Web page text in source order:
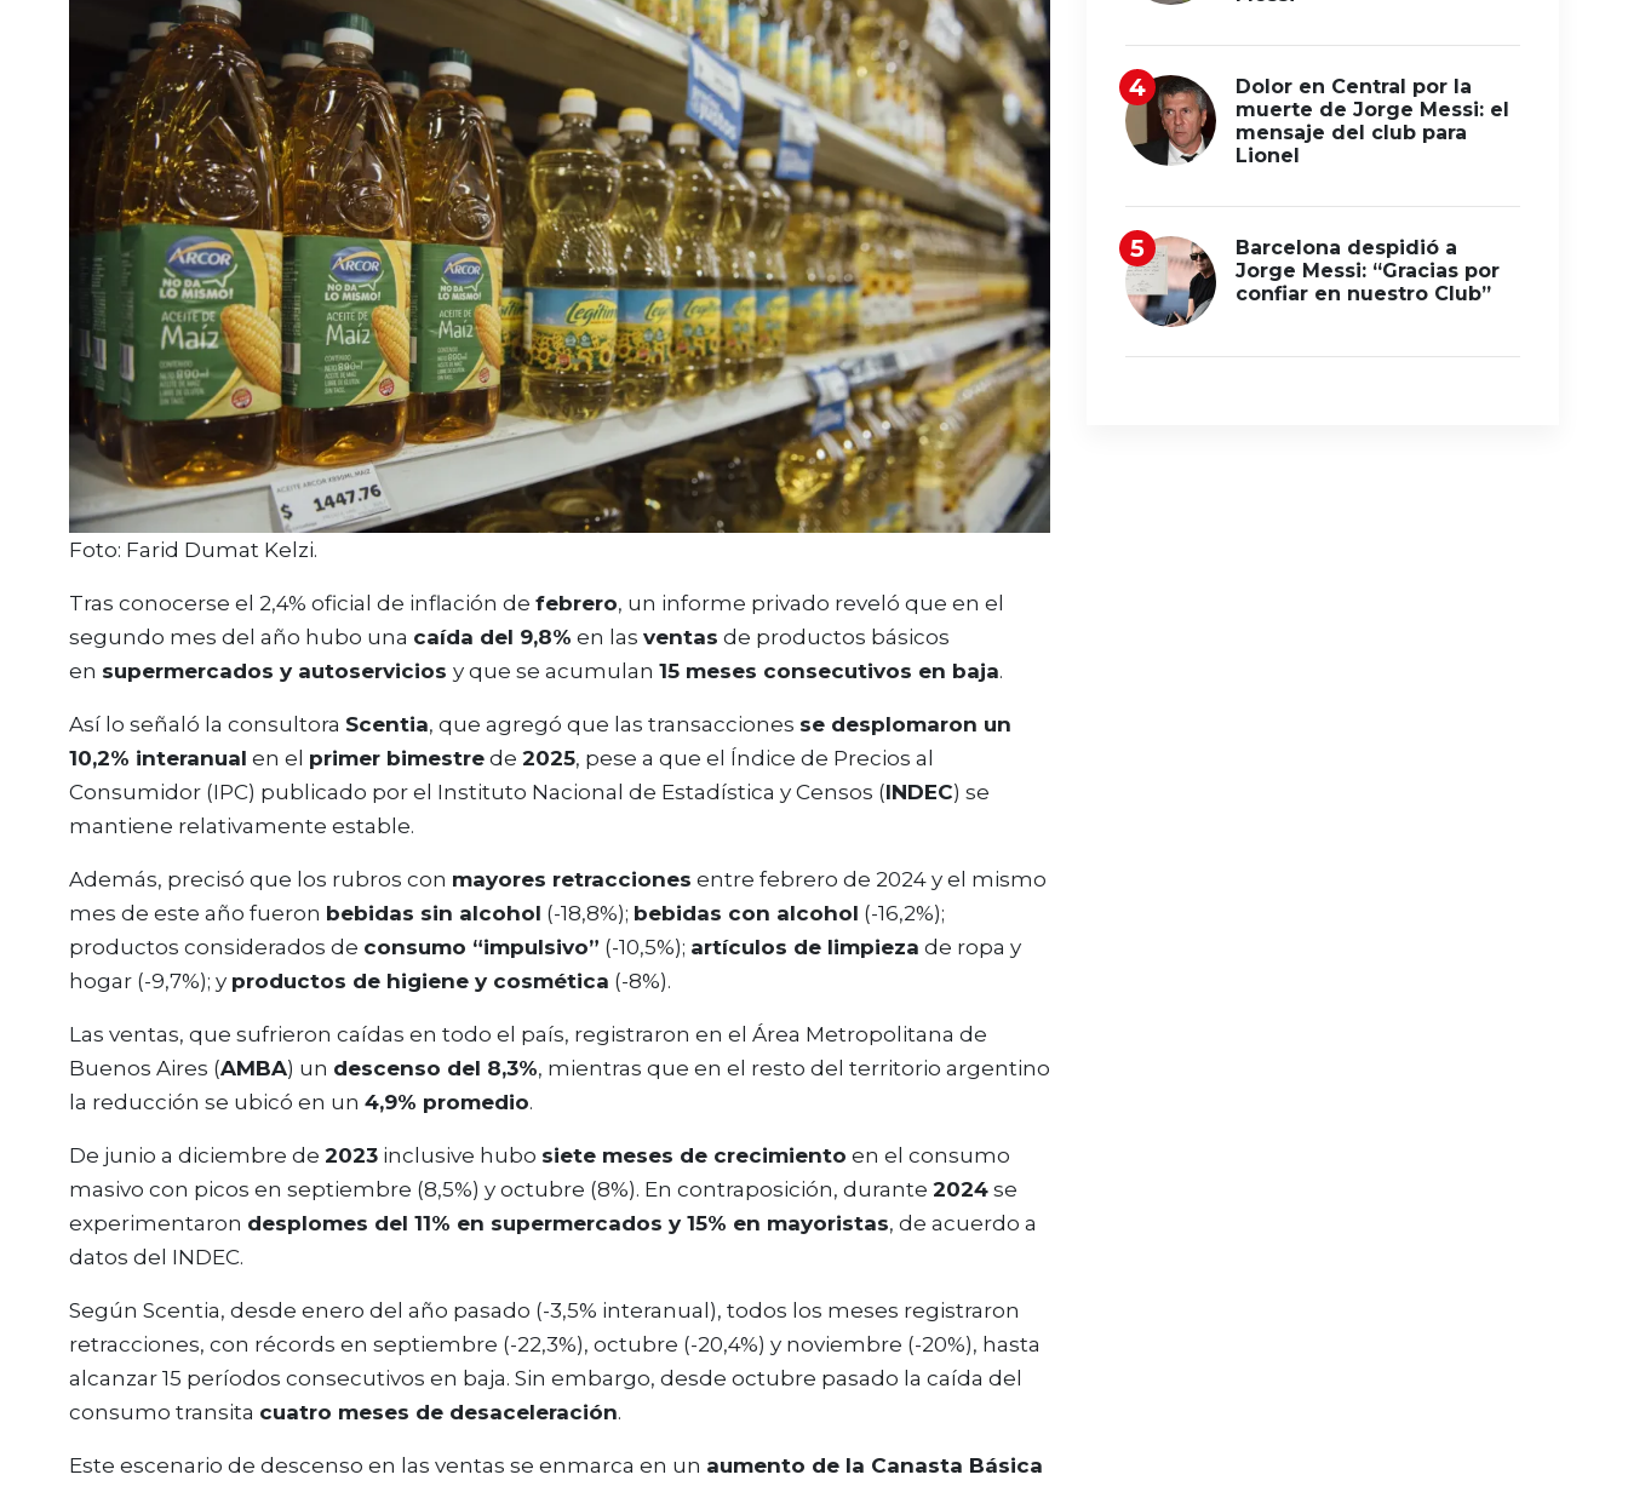
Foto: Farid Dumat Kelzi.
Tras conocerse el 2,4% oficial de inflación de febrero, un informe privado reveló que en el
segundo mes del año hubo una caída del 9,8% en las ventas de productos básicos
en supermercados y autoservicios y que se acumulan 15 meses consecutivos en baja.
Así lo señaló la consultora Scentia, que agregó que las transacciones se desplomaron un
10,2% interanual en el primer bimestre de 2025, pese a que el Índice de Precios al
Consumidor (IPC) publicado por el Instituto Nacional de Estadística y Censos (INDEC) se
mantiene relativamente estable.
Además, precisó que los rubros con mayores retracciones entre febrero de 2024 y el mismo
mes de este año fueron bebidas sin alcohol (-18,8%); bebidas con alcohol (-16,2%);
productos considerados de consumo “impulsivo” (-10,5%); artículos de limpieza de ropa y
hogar (-9,7%); y productos de higiene y cosmética (-8%).
Las ventas, que sufrieron caídas en todo el país, registraron en el Área Metropolitana de
Buenos Aires (AMBA) un descenso del 8,3%, mientras que en el resto del territorio argentino
la reducción se ubicó en un 4,9% promedio.
De junio a diciembre de 2023 inclusive hubo siete meses de crecimiento en el consumo
masivo con picos en septiembre (8,5%) y octubre (8%). En contraposición, durante 2024 se
experimentaron desplomes del 11% en supermercados y 15% en mayoristas, de acuerdo a
datos del INDEC.
Según Scentia, desde enero del año pasado (-3,5% interanual), todos los meses registraron
retracciones, con récords en septiembre (-22,3%), octubre (-20,4%) y noviembre (-20%), hasta
alcanzar 15 períodos consecutivos en baja. Sin embargo, desde octubre pasado la caída del
consumo transita cuatro meses de desaceleración.
Este escenario de descenso en las ventas se enmarca en un aumento de la Canasta Básica
Dolor en Central por la
muerte de Jorge Messi: el
mensaje del club para
Lionel
Barcelona despidió a
Jorge Messi: “Gracias por
confiar en nuestro Club”